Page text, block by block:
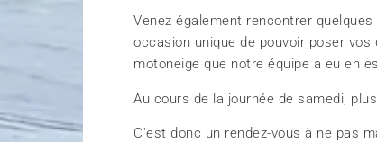
Venez également rencontrer
occasion unique de pouvoir poser
motoneige que notre équipe a eu en
Au cours de la journée de samedi,
C'est donc un rendez-vous à ne pas